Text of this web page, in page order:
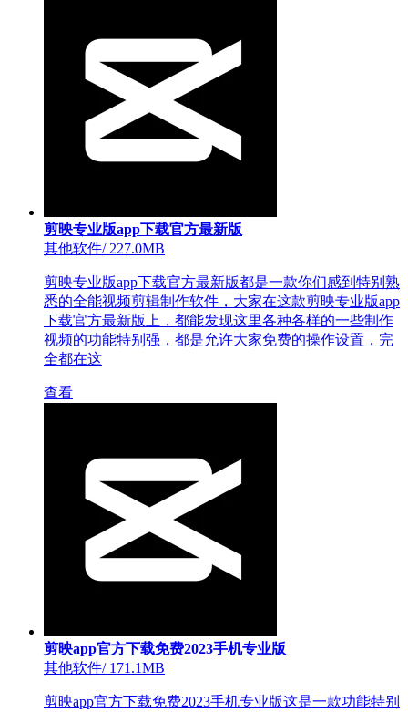
剪映专业版app下载官方最新版
其他软件/227.0MB
剪映专业版app下载官方最新版都是一款你们感到特别熟
悉的全能视频剪辑制作软件，大家在这款剪映专业版app
下载官方最新版上，都能发现这里各种各样的一些制作
视频的功能特别强，都是允许大家免费的操作设置，完
全都在这
查看
剪映app官方下载免费2023手机专业版
其他软件/171.1MB
剪映app官方下载免费2023手机专业版这是一款功能特别